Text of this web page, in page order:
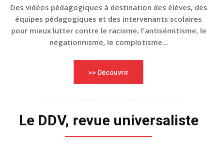
Des vidéos pédagogiques à destination des élèves, des
équipes pédagogiques et des intervenants scolaires
pour mieux lutter contre le racisme, l'antisémitisme, le
négationnisme, le complotisme...
>> Découvrir
Le DDV, revue universaliste